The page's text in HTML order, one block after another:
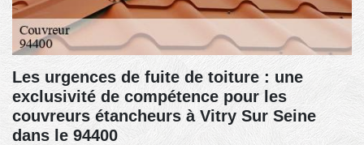
Les urgences de fuite de toiture : une
exclusivité de compétence pour les
couvreurs étancheurs à Vitry Sur Seine
dans le 94400